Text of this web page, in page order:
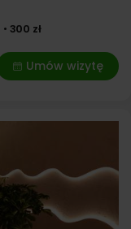
300 zł
Umów wizytę